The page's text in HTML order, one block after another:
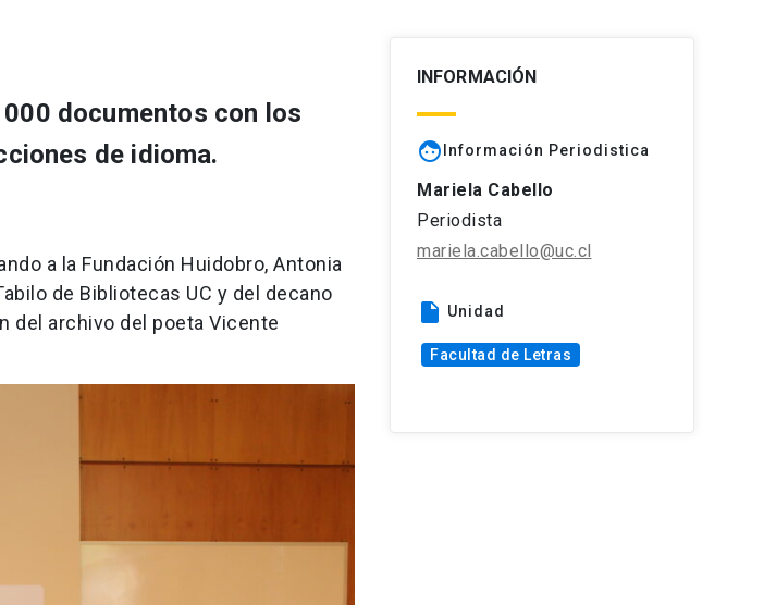
documentos con los
de idioma.
a la Fundación Huidobro, Antonia
de Bibliotecas UC y del decano
del archivo del poeta Vicente
INFORMACIÓN
face Información Periodistica
Mariela Cabello
Periodista
mariela.cabello@uc.cl
insert_drive_file Unidad
Facultad de Letras